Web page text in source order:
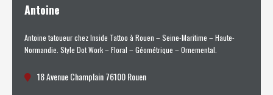
Antoine
Antoine tatoueur chez Inside Tattoo à Rouen – Seine-Maritime – Haute-
Normandie. Style Dot Work – Floral – Géométrique – Ornemental.
18 Avenue Champlain 76100 Rouen